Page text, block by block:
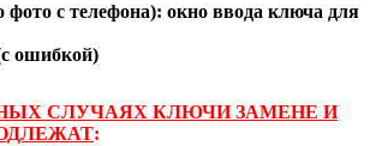
фото с телефона): окно ввода ключа для
ошибкой)
СЛУЧАЯХ КЛЮЧИ ЗАМЕНЕ И
: